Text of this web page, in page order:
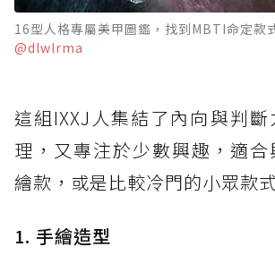
16型人格專屬美甲圖鑑，找到MBTI命定款
@dlwlrma
這組IXXJ人集結了內向與判
理，又專注於少數興趣，適
繪款，或是比較冷門的小眾款
1. 手繪造型